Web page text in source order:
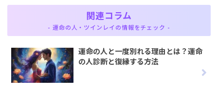
関連コラム
- 運命の人・ツインレイの情報をチェック -
運命の人と一度別れる理由とは？運命
の人診断と復縁する方法